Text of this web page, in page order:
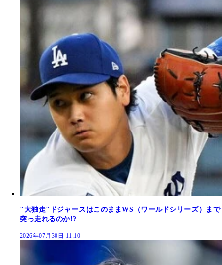
"大独走"ドジャースはこのままWS（ワールドシリーズ）まで
突っ走れるのか!?
2026年07月30日 11:10